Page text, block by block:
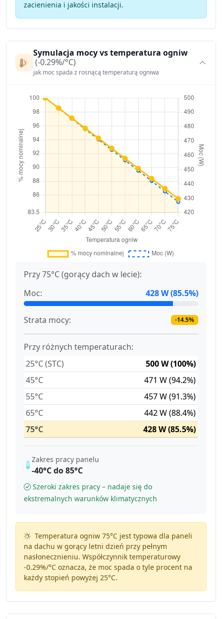
zacienienia i jakości instalacji.
Symulacja mocy vs temperatura ogniw
(-0.29%/°C)
jak moc spada z rosnącą temperaturą ogniwa
Przy 75°C (gorący dach w lecie):
Moc:
428 W (85.5%)
Strata mocy: -14.5%
Przy różnych temperaturach:
25°C (STC)
500 W (100%)
45°C
471 W (94.2%)
55°C
457 W (91.3%)
65°C
442 W (88.4%)
75°C
428 W (85.5%)
Zakres pracy panelu
-40°C do 85°C
Szeroki zakres pracy – nadaje się do
ekstremalnych warunków klimatycznych
Temperatura ogniw 75°C jest typowa dla paneli
na dachu w gorący letni dzień przy pełnym
nasłonecznieniu. Współczynnik temperaturowy
-0.29%/°Coznacza, że moc spada o tyle procent na
każdy stopień powyżej 25°C.